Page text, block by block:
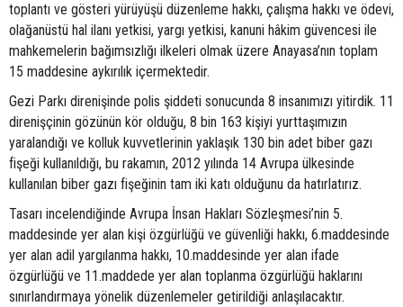
toplantı ve gösteri yürüyüşü düzenleme hakkı, çalışma hakkı ve ödevi,
olağanüstü hal ilanı yetkisi, yargı yetkisi, kanuni hâkim güvencesi ile
mahkemelerin bağımsızlığı ilkeleri olmak üzere Anayasa’nın toplam
15 maddesine aykırılık içermektedir.
Gezi Parkı direnişinde polis şiddeti sonucunda 8 insanımızı yitirdik. 11
direnişçinin gözünün kör olduğu, 8 bin 163 kişiyi yurttaşımızın
yaralandığı ve kolluk kuvvetlerinin yaklaşık 130 bin adet biber gazı
fişeği kullanıldığı, bu rakamın, 2012 yılında 14 Avrupa ülkesinde
kullanılan biber gazı fişeğinin tam iki katı olduğunu da hatırlatırız.
Tasarı incelendiğinde Avrupa İnsan Hakları Sözleşmesi’nin 5.
maddesinde yer alan kişi özgürlüğü ve güvenliği hakkı, 6.maddesinde
yer alan adil yargılanma hakkı, 10.maddesinde yer alan ifade
özgürlüğü ve 11.maddede yer alan toplanma özgürlüğü haklarını
sınırlandırmaya yönelik düzenlemeler getirildiği anlaşılacaktır.